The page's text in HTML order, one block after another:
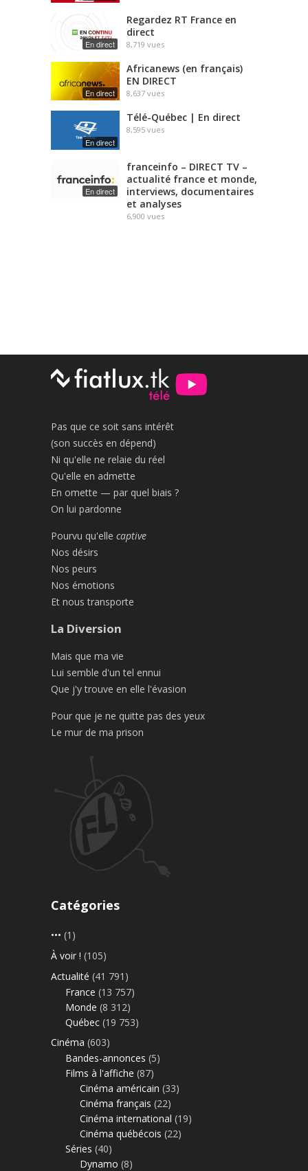
En direct
Regardez RT France en
direct
8,719 vues
En direct
Africanews (en français)
EN DIRECT
8,637 vues
En direct
Télé-Québec | En direct
8,595 vues
En direct
franceinfo – DIRECT TV –
actualité france et monde,
interviews, documentaires
et analyses
6,900 vues
Pas que ce soit sans intérêt
(son succès en dépend)
Ni qu'elle ne relaie du réel
Qu'elle en admette
En omette — par quel biais ?
On lui pardonne
Pourvu qu'elle captive
Nos désirs
Nos peurs
Nos émotions
Et nous transporte
La Diversion
Mais que ma vie
Lui semble d'un tel ennui
Que j'y trouve en elle l'évasion
Pour que je ne quitte pas des yeux
Le mur de ma prison
Catégories
••• (1)
À voir ! (105)
Actualité (41 791)
France (13 757)
Monde (8 312)
Québec (19 753)
Cinéma (603)
Bandes-annonces (5)
Films à l'affiche (87)
Cinéma américain (33)
Cinéma français (22)
Cinéma international (19)
Cinéma québécois (22)
Séries (40)
Dynamo (8)